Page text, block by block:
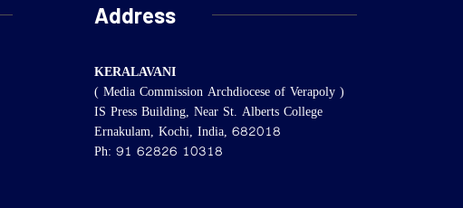
Address
KERALAVANI
( Media Commission Archdiocese of Verapoly )
IS Press Building, Near St. Alberts College
Ernakulam, Kochi, India, 682018
Ph: 91 62826 10318